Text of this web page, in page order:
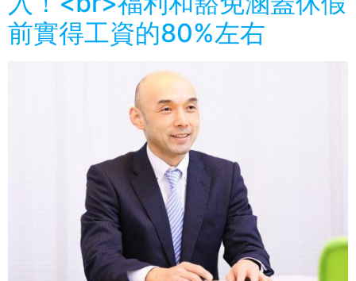
前實得工資的80%左右